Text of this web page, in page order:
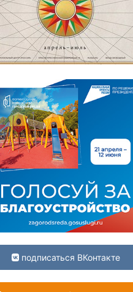
подписаться ВКонтакте